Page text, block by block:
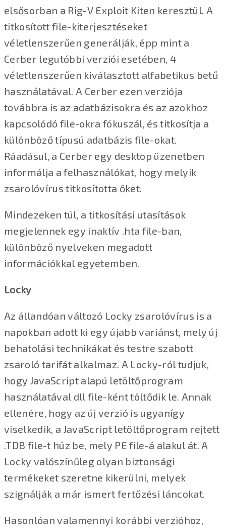
elsősorban a Rig-V Exploit Kiten keresztül. A
titkosított file-kiterjesztéseket
véletlenszerűen generálják, épp mint a
Cerber legutóbbi verziói esetében, 4
véletlenszerűen kiválasztott alfabetikus betű
használatával. A Cerber ezen verziója
továbbra is az adatbázisokra és az azokhoz
kapcsolódó file-okra fókuszál, és titkosítja a
különböző típusú adatbázis file-okat.
Ráadásul, a Cerber egy desktop üzenetben
informálja a felhasználókat, hogy melyik
zsarolóvírus titkosította őket.
Mindezeken túl, a titkosítási utasítások
megjelennek egy inaktív .hta file-ban,
különböző nyelveken megadott
információkkal egyetemben.
Locky
Az állandóan változó Locky zsarolóvírus is a
napokban adott ki egy újabb variánst, mely új
behatolási technikákat és testre szabott
zsaroló tarifát alkalmaz. A Locky-ról tudjuk,
hogy JavaScript alapú letöltőprogram
használatával dll file-ként töltődik le. Annak
ellenére, hogy az új verzió is ugyanígy
viselkedik, a JavaScript letöltőprogram rejtett
.TDB file-t húz be, mely PE file-á alakul át. A
Locky valószínűleg olyan biztonsági
termékeket szeretne kikerülni, melyek
szignálják a már ismert fertőzési láncokat.
Hasonlóan valamennyi korábbi verzióhoz,